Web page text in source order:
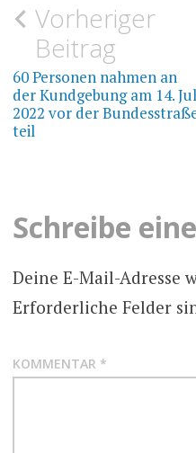
Vorheriger
Beitrag
60 Personen nahmen an
der Kundgebung am 14.
2022 vor der
teil
Schreibe
Deine E-Mail-
Erforderliche Felder
KOMMENTAR *